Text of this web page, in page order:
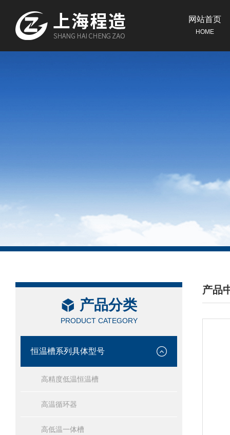
网站首页
HOME
产品分类
PRODUCT CATEGORY
恒温槽系列具体型号
高精度低温恒温槽
高温循环器
高低温一体槽
产品
/